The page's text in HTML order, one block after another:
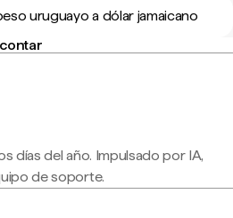
uruguayo a dólar jamaicano
días del año. Impulsado por IA,
de soporte.